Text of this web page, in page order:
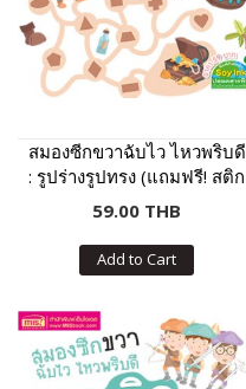
สมองซีกขวาฉับไว ไหวพริบดี
: รูปร่างรูปทรง (แถมฟรี! สติก
เกอร์)
59.00 THB
Add to Cart